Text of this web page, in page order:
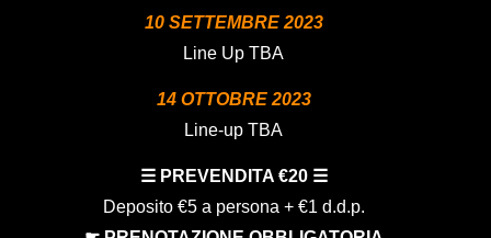
10 SETTEMBRE 2023
Line Up TBA
14 OTTOBRE 2023
Line-up TBA
☰ PREVENDITA €20 ☰
Deposito €5 a persona + €1 d.d.p.